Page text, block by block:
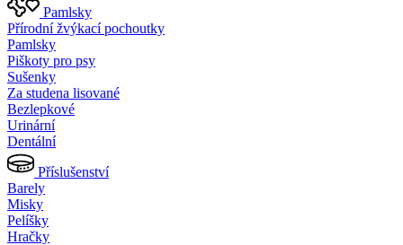
Pamlsky
Přírodní žvýkací pochoutky
Pamlsky
Piškoty pro psy
Sušenky
Za studena lisované
Bezlepkové
Urinární
Dentální
Příslušenství
Barely
Misky
Pelíšky
Hračky